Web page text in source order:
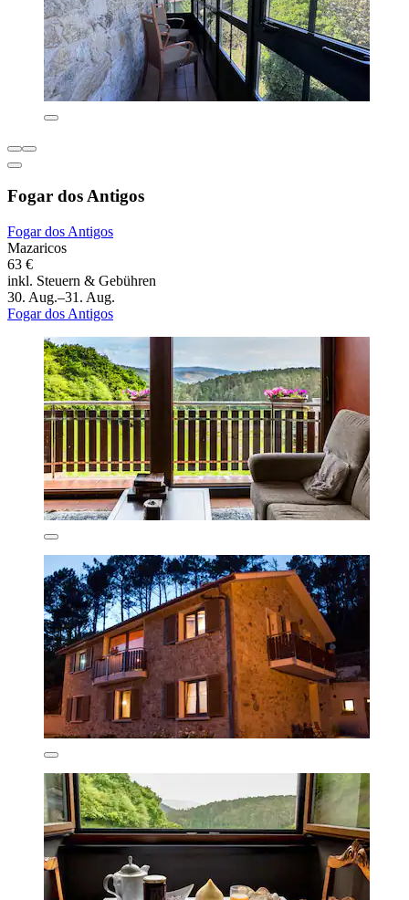
Fogar dos Antigos
Fogar dos Antigos
Mazaricos
63 €
inkl. Steuern & Gebühren
30. Aug.–31. Aug.
Fogar dos Antigos